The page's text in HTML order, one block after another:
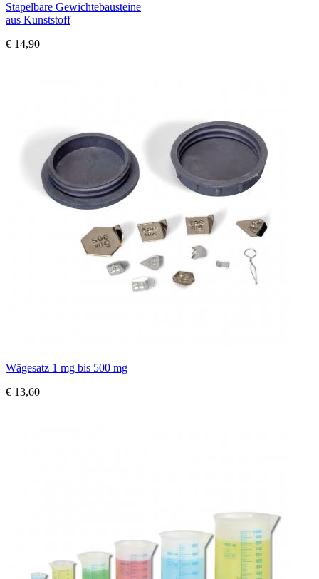
Stapelbare Gewichtebausteine
aus Kunststoff
€ 14,90
Wägesatz 1 mg bis 500 mg
€ 13,60